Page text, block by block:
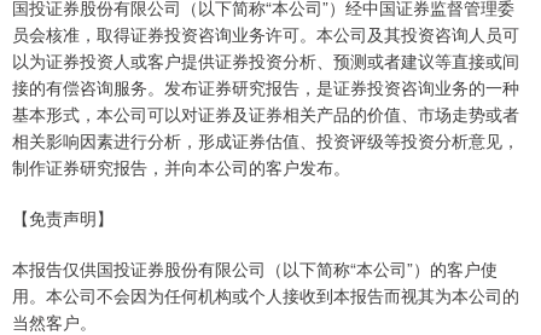
国投证券股份有限公司（以下简称“本公司”）经中国证券监督管理委
员会核准，取得证券投资咨询业务许可。本公司及其投资咨询人员可
以为证券投资人或客户提供证券投资分析、预测或者建议等直接或间
接的有偿咨询服务。发布证券研究报告，是证券投资咨询业务的一种
基本形式，本公司可以对证券及证券相关产品的价值、市场走势或者
相关影响因素进行分析，形成证券估值、投资评级等投资分析意见，
制作证券研究报告，并向本公司的客户发布。
【免责声明】
本报告仅供国投证券股份有限公司（以下简称“本公司”）的客户使
用。本公司不会因为任何机构或个人接收到本报告而视其为本公司的
当然客户。